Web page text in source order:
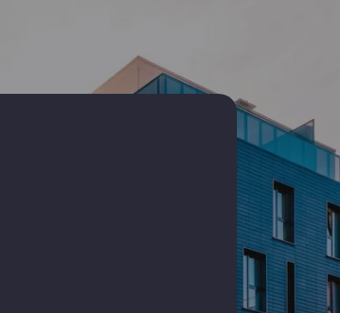
Spatii comerciale de inchiriat in Constanta
Tomis Nord